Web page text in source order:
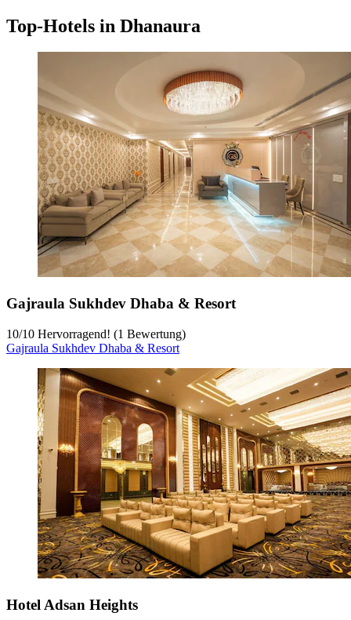
Top-Hotels in Dhanaura
Gajraula Sukhdev Dhaba & Resort
10/10 Hervorragend! (1 Bewertung)
Gajraula Sukhdev Dhaba & Resort
Hotel Adsan Heights